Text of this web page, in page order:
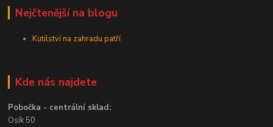
Nejčtenější na blogu
Kutilství na zahradu patří
Kde nás najdete
Pobočka - centrální sklad:
Osík 50